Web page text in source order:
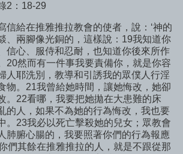
2：18-29
信給在推雅推拉教會的使者，說：‘神的
、兩腳像光銅的，這樣說：19我知道你
信心、服侍和忍耐，也知道你後來所作
20然而有一件事我要責備你，就是你容
人耶洗別，教導和引誘我的眾僕人行淫
物。21我曾給她時間，讓她悔改，她卻
。22看哪，我要把她拋在大患難的床
的人，如果不為她的行為悔改，我也要
。23我必以死亡擊殺她的兒女；眾教會
肺腑心腸的，我要照著你們的行為報應
們其餘在推雅推拉的人，就是不跟從那